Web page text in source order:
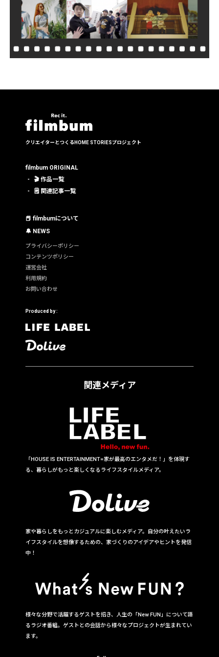
クリエイターとつくる HOME STORIESプロジェクト
filmbum ORIGINAL
🎬 作品一覧
🗒 関連記事一覧
📕 filmbumについて
🔔 NEWS
プライバシーポリシー
コンテンツポリシー
運営会社
利用規約
お問い合わせ
Produced by :
関連メディア
「HOUSE IS ENTERTAINMENT=家が最高のエンタメだ！」を体現す
る、暮らしがもっと楽しくなるライフスタイルメディア。
家や暮らしをもっとカジュアルに楽しむメディア。自分の叶えたいラ
イフスタイルを想像するための、家づくりのアイデアやヒントを発信
中！
様々な分野で活躍するゲストを招き、人生の「New FUN」について語
るラジオ番組。ゲストとの会話から様々なプロジェクトが生まれてい
ます。